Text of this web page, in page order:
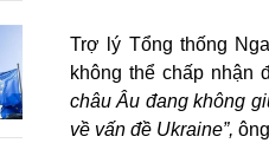
Trợ lý Tổng thống
không thể chấp nhận
châu Âu đang không
về vấn đề Ukraine”,